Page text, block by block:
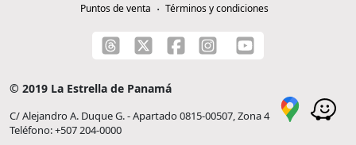
Puntos de venta
Términos y condiciones
© 2019 La Estrella de Panamá
C/ Alejandro A. Duque G. - Apartado 0815-00507, Zona 4
Teléfono: +507 204-0000